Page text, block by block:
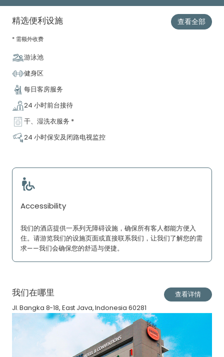
精选便利设施
* 需额外收费
查看全部
游泳池
健身区
每日客房服务
24 小时前台接待
干、湿洗衣服务 *
24 小时保安及闭路电视监控
Accessibility
我们的酒店提供一系列无障碍设施，确保所有客人都能方便入
住。请游览我们的设施页面或直接联系我们，让我们了解您的需
求——我们会确保您的舒适与便捷。
我们在哪里
查看详情
Jl. Bangka 8-18, East Java, Indonesia 60281